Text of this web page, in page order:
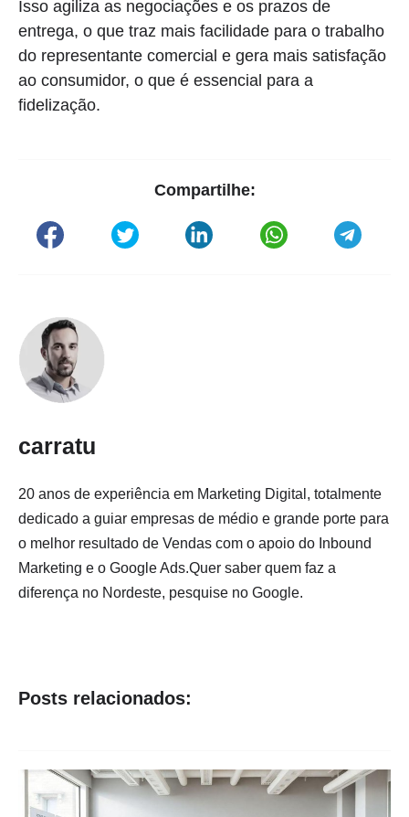
Isso agiliza as negociações e os prazos de
entrega, o que traz mais facilidade para o trabalho
do representante comercial e gera mais satisfação
ao consumidor, o que é essencial para a
fidelização.
Compartilhe:
carratu
20 anos de experiência em Marketing Digital, totalmente
dedicado a guiar empresas de médio e grande porte para
o melhor resultado de Vendas com o apoio do Inbound
Marketing e o Google Ads.Quer saber quem faz a
diferença no Nordeste, pesquise no Google.
Posts relacionados: